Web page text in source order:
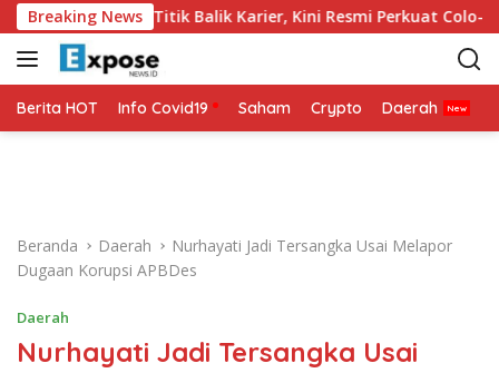
a
g
u
Breaking News
2026 Jadi Titik Balik Karier, Kini Resmi Perkuat Colo-Colo
Berita HOT Info Covid19 Saham Crypto Daerah
Beranda Daerah
Nurhayati Jadi Tersangka Usai Melapor
Dugaan Korupsi APBDes
Daerah
Nurhayati Jadi Tersangka Usai